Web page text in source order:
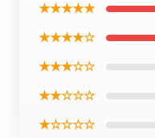
★★★★★
★★★★☆
★★★☆☆
★★☆☆☆
★☆☆☆☆